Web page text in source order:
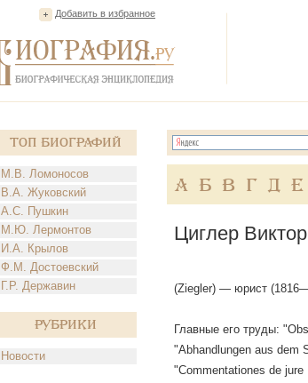
Добавить в избранное
Топ Биографий
М.В. Ломоносов
В.А. Жуковский
А.С. Пушкин
М.Ю. Лермонтов
И.А. Крылов
Ф.М. Достоевский
Г.Р. Державин
Рубрики
Новости
А Б В Г Д Е
Циглер
(Ziegler) — юрист
Главные его труды:
"Abhandlungen aus dem
"Commentationes de